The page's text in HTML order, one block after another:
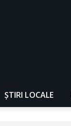
ȘTIRI LOCALE